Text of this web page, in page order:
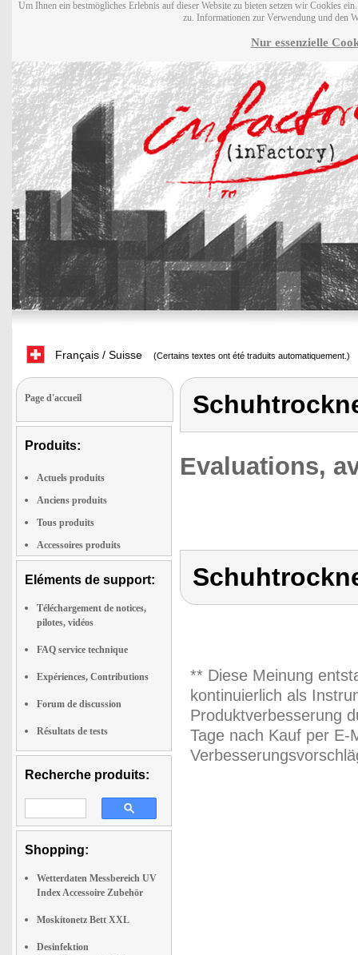
Um Ihnen ein bestmögliches Erlebnis auf dieser Website zu bieten setzen wir Cookies
zu. Informationen zur Verwendung und den
Nur essenzielle
Français / Suisse (Certains textes ont été traduits automatiquement.)
Page d'accueil
Produits:
Actuels produits
Anciens produits
Tous produits
Accessoires produits
Eléments de support:
Téléchargement de notices,
pilotes, vidéos
FAQ service technique
Expériences, Contributions
Forum de discussion
Résultats de tests
Recherche produits:
Shopping:
Wetterdaten Messbereich UV
Index Accessoire Zubehör
Moskitonetz Bett XXL
Desinfektion
Evaluations,
** Diese Meinung
kontinuierlich als
Produktverbesserung
Tage nach Kauf per E-